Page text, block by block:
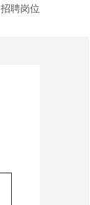
招聘岗位